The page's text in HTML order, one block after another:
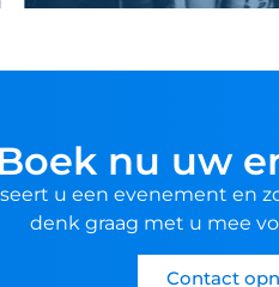
Boek nu uw
u een evenement en
denk graag met u mee
Contact